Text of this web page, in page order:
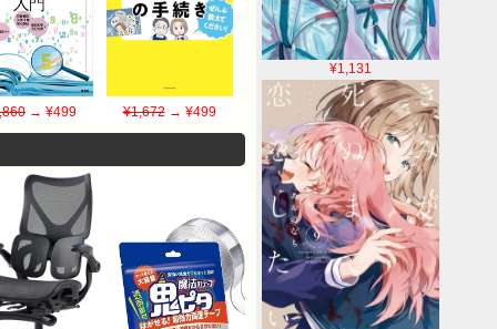
¥1,131
→ ¥499 ¥1,672→ ¥499